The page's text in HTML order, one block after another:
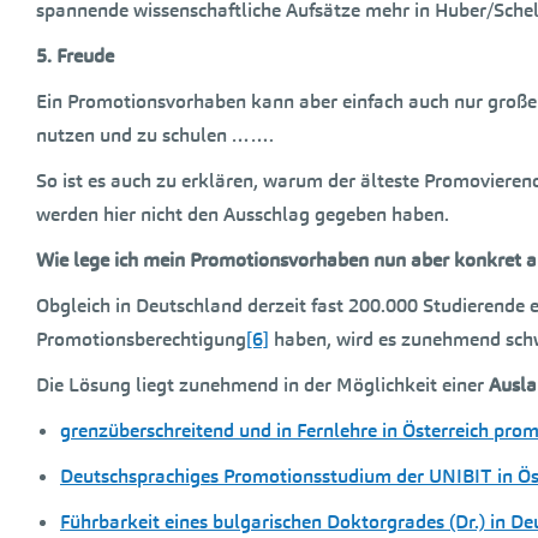
spannende wissenschaftliche Aufsätze mehr in Huber/
5. Freude
Ein Promotionsvorhaben kann aber einfach auch nur
nutzen und zu schulen …….
So ist es auch zu erklären, warum der älteste
werden hier nicht den Ausschlag gegeben haben.
Wie lege ich mein Promotionsvorhaben nun aber konkret
Obgleich in Deutschland derzeit fast 200.000
Promotionsberechtigung[6] haben, wird es zunehmend
Die Lösung liegt zunehmend in der Möglichkeit einer
grenzüberschreitend und in Fernlehre in Österreich
Deutschsprachiges Promotionsstudium der UNIBIT in
Führbarkeit eines bulgarischen Doktorgrades (Dr.) in